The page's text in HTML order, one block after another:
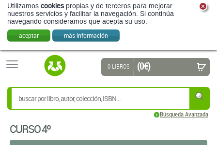
Utilizamos cookies propias y de terceros para mejorar
nuestros servicios y facilitar la navegación. Si continúa
navegando consideramos que acepta su uso.
aceptar más información
Búsqueda Avanzada
0 LIBROS (0 €)
CURSO 4º